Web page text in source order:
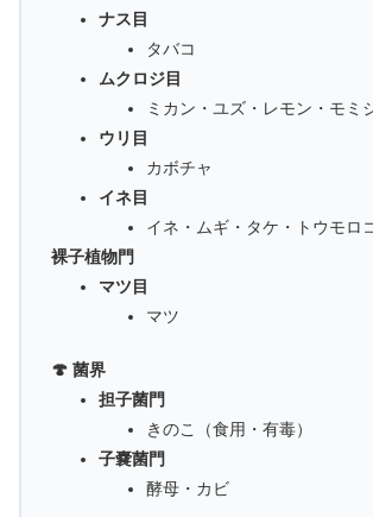
ナス目
タバコ
ムクロジ目
ミカン・ユズ・レモン・モミ
ウリ目
カボチャ
イネ目
イネ・ムギ・タケ・トウモロ
裸子植物門
マツ目
マツ
🍄 菌界
担子菌門
きのこ（食用・有毒）
子嚢菌門
酵母・カビ